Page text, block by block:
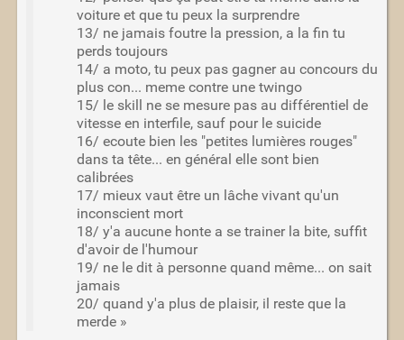
voiture et que tu peux la surprendre
13/ ne jamais foutre la pression, a la fin tu
perds toujours
14/ a moto, tu peux pas gagner au concours du
plus con... meme contre une twingo
15/ le skill ne se mesure pas au différentiel de
vitesse en interfile, sauf pour le suicide
16/ ecoute bien les "petites lumières rouges"
dans ta tête... en général elle sont bien
calibrées
17/ mieux vaut être un lâche vivant qu'un
inconscient mort
18/ y'a aucune honte a se trainer la bite, suffit
d'avoir de l'humour
19/ ne le dit à personne quand même... on sait
jamais
20/ quand y'a plus de plaisir, il reste que la
merde »